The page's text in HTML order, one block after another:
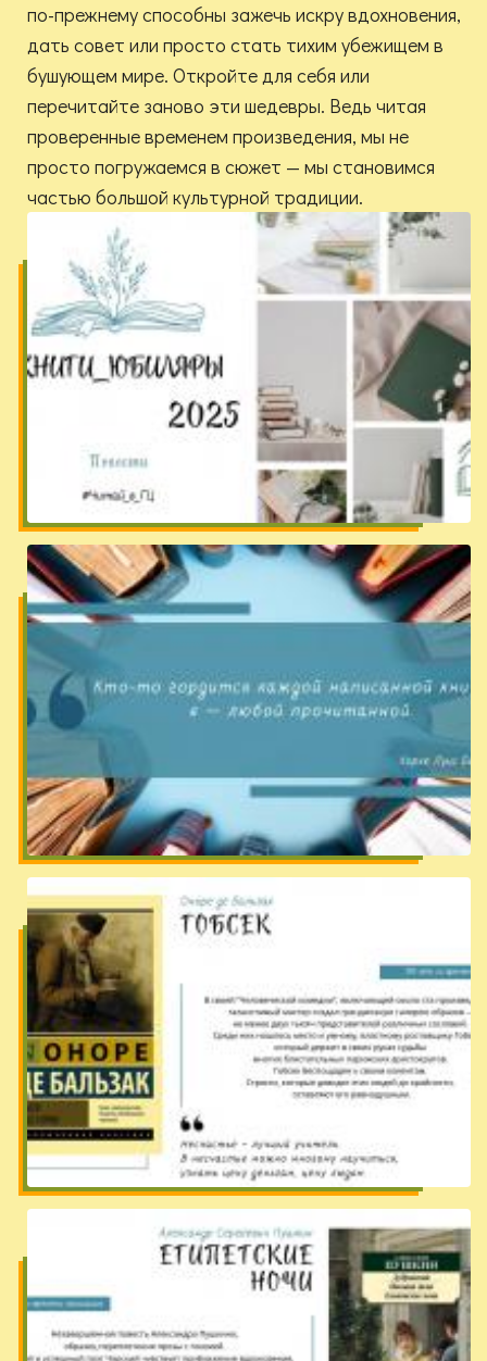
по-прежнему способны зажечь искру вдохновения,
дать совет или просто стать тихим убежищем в
бушующем мире. Откройте для себя или
перечитайте заново эти шедевры. Ведь читая
проверенные временем произведения, мы не
просто погружаемся в сюжет — мы становимся
частью большой культурной традиции.